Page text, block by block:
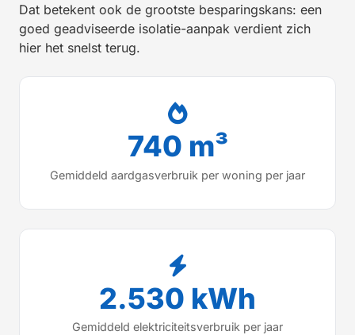
Dat betekent ook de grootste besparingskans: een
goed geadviseerde isolatie-aanpak verdient zich
hier het snelst terug.
740 m³
Gemiddeld aardgasverbruik per woning per jaar
2.530 kWh
Gemiddeld elektriciteitsverbruik per jaar